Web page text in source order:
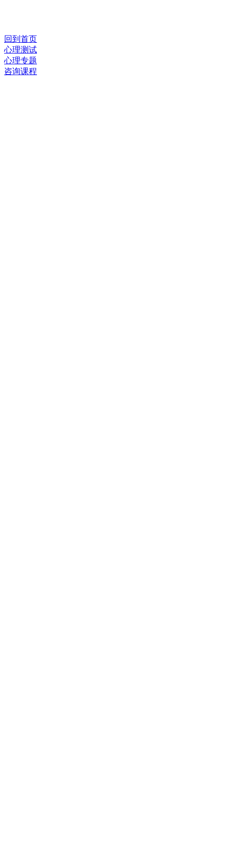
回到首页
心理测试
心理专题
咨询课程